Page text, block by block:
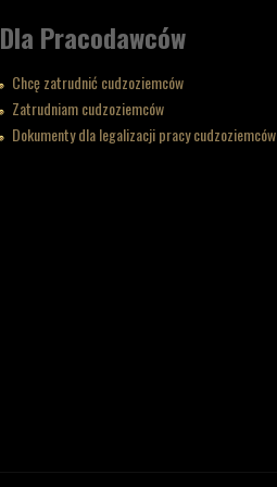
Dla Pracodawców
Chcę zatrudnić cudzoziemców
Zatrudniam cudzoziemców
Dokumenty dla legalizacji pracy cudzoziemców